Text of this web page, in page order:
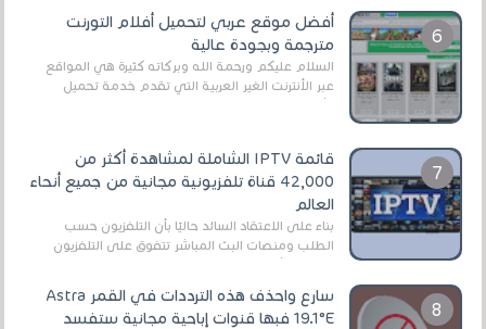
أفضل موقع عربي لتحميل أفلام التورنت
مترجمة وبجودة عالية
السلام عليكم ورحمة الله وبركاته كثيرة هي المواقع
عبر الأنترنت الغير العربية التي تقدم خدمة تحميل
الأفلام على التورنت ، ومعظم هذه المواقع ل...
قائمة IPTV الشاملة لمشاهدة أكثر من
42,000 قناة تلفزيونية مجانية من جميع أنحاء
العالم
بناءً على الاعتقاد السائد حاليًا بأن التلفزيون حسب
الطلب ومنصات البث المباشر تتفوق على التلفزيون
الرقمي الأرضي التقليدي، يُعدّ IPTV-org خيار...
سارع واحذف هذه الترددات في القمر Astra
19.1°E فبها قنوات إباحية مجانية ستفسد